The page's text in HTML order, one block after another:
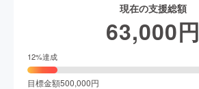
現在の支援総額
63,000円
12%達成
目標金額500,000円